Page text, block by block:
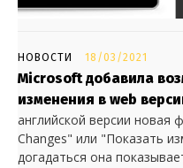
НОВОСТИ 18/03/2021
Microsoft добавила
изменения в web
английской версии новая
Changes" или "Показать
догадаться она